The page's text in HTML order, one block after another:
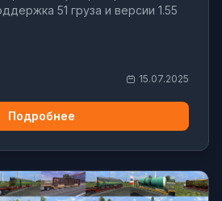
51 груза и версии 1.55
15.07.2025
Подробнее